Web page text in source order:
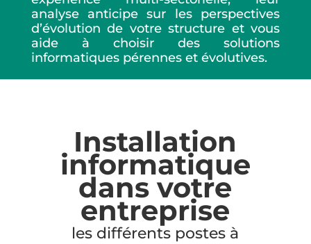
analyse anticipe sur les perspectives
d’évolution de votre structure et vous
aide à choisir des solutions
informatiques pérennes et évolutives.
Installation
informatique
dans votre
entreprise
les différents postes à